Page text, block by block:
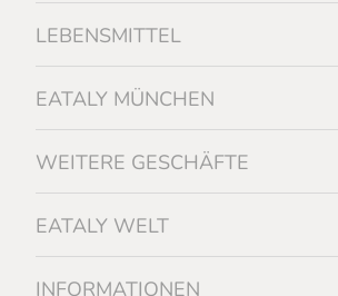
LEBENSMITTEL
EATALY MÜNCHEN
WEITERE GESCHÄFTE
EATALY WELT
INFORMATIONEN